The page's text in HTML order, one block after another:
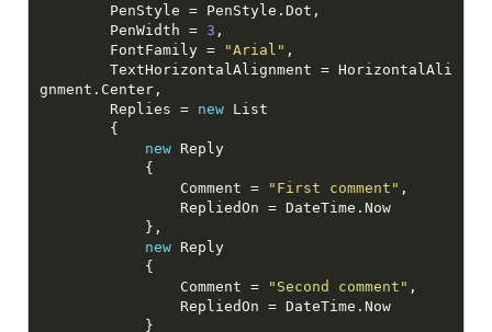
        PenWidth =
3
        FontFamily =
"Arial"
        Replies =
new
new
Reply
                Comment =
"First comment"
                RepliedOn = DateTime.Now
new
Reply
                Comment =
"Second comment"
                RepliedOn = DateTime.Now